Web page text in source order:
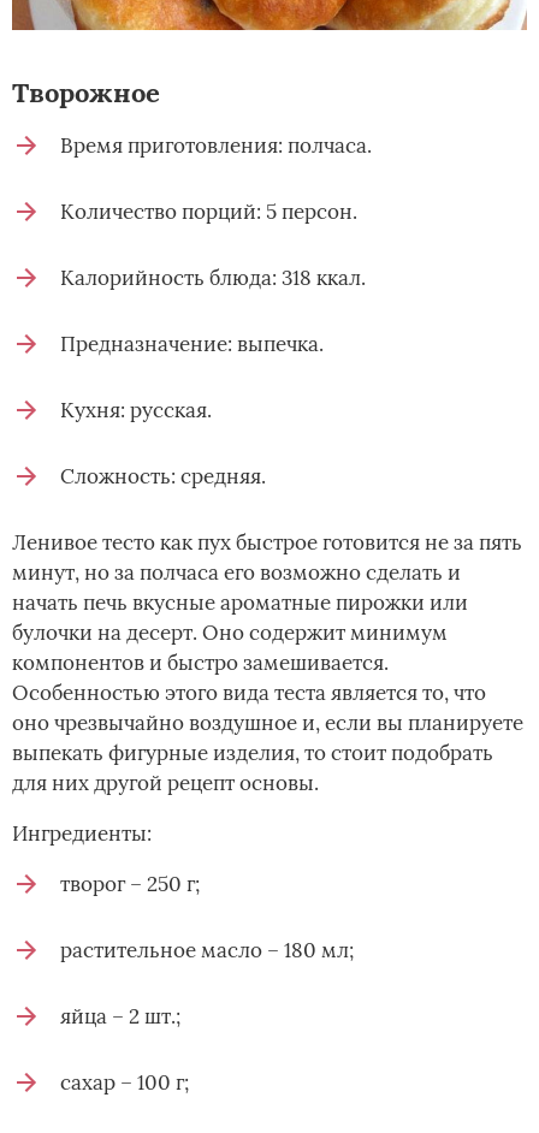
Творожное
Время приготовления: полчаса.
Количество порций: 5 персон.
Калорийность блюда: 318 ккал.
Предназначение: выпечка.
Кухня: русская.
Сложность: средняя.
Ленивое тесто как пух быстрое готовится не за пять
минут, но за полчаса его возможно сделать и
начать печь вкусные ароматные пирожки или
булочки на десерт. Оно содержит минимум
компонентов и быстро замешивается.
Особенностью этого вида теста является то, что
оно чрезвычайно воздушное и, если вы планируете
выпекать фигурные изделия, то стоит подобрать
для них другой рецепт основы.
Ингредиенты:
творог – 250 г;
растительное масло – 180 мл;
яйца – 2 шт.;
сахар – 100 г;